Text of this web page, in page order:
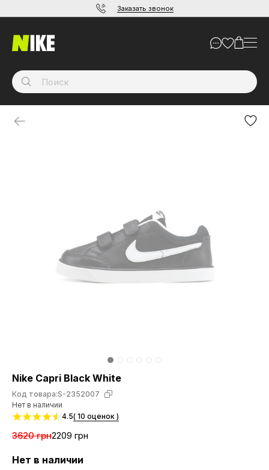
Заказать звонок
Nike Capri Black White
Код товара:S-2352007
Нет в наличии
4.5( 10 оценок )
3620 грн2209 грн
Нет в наличии